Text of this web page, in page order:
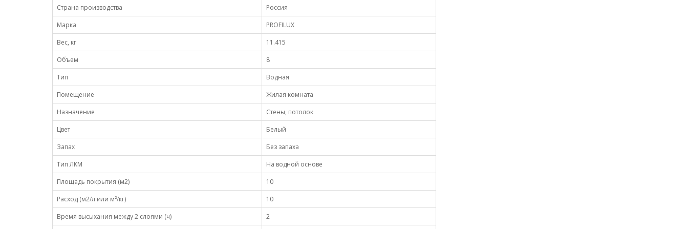
Страна производства
Россия
Марка
PROFILUX
Вес, кг
11.415
Объем
8
Тип
Водная
Помещение
Жилая комната
Назначение
Стены, потолок
Цвет
Белый
Запах
Без запаха
Тип ЛКМ
На водной основе
Площадь покрытия (м2)
10
Расход (м2/л или м²/кг)
10
Время высыхания между 2 слоями (ч)
2